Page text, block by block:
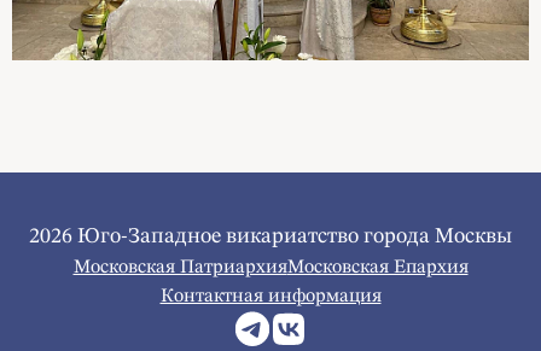
2026 Юго-Западное викариатство города Москвы
Московская ПатриархияМосковская Епархия
Контактная информация